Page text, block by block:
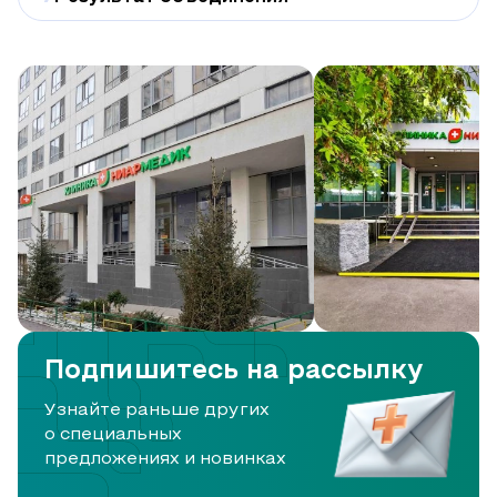
Подпишитесь на рассылку
Узнайте раньше других
о специальных
предложениях и новинках